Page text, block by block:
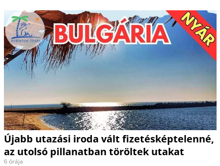
Újabb utazási iroda vált fizetésképtelenné,
az utolsó pillanatban töröltek utakat
6 órája